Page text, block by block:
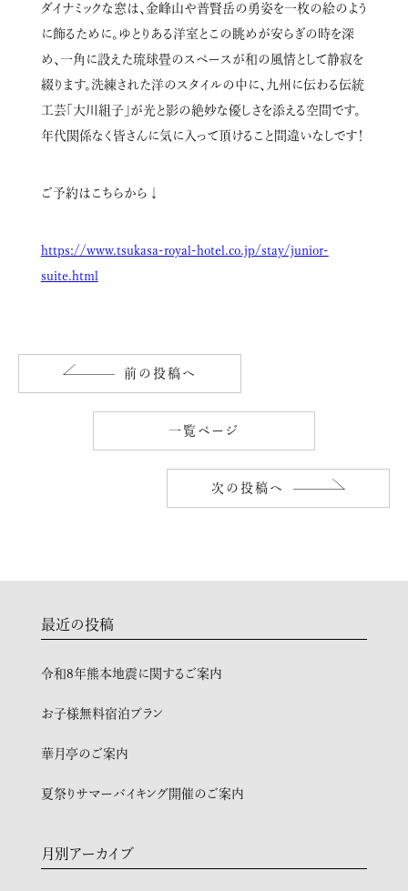
ダイナミックな窓は、金峰山や普賢岳の勇姿を一枚の絵のよう
に飾るために。ゆとりある洋室とこの眺めが安らぎの時を深
め、一角に設えた琉球畳のスペースが和の風情として静寂を
綴ります。洗練された洋のスタイルの中に、九州に伝わる伝統
工芸「大川組子」が光と影の絶妙な優しさを添える空間です。
年代関係なく皆さんに気に入って頂けること間違いなしです！
ご予約はこちらから↓
https://www.tsukasa-royal-hotel.co.jp/stay/junior-
suite.html
前の投稿へ
一覧ページ
次の投稿へ
最近の投稿
令和8年熊本地震に関するご案内
お子様無料宿泊プラン
華月亭のご案内
夏祭りサマーバイキング開催のご案内
月別アーカイブ